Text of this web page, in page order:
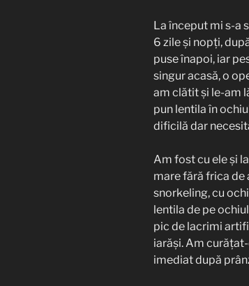
La început mi s-a
6 zile și nopți,
puse înapoi, iar
singur acasă, o
am clătit și le-am
pun lentila în
dificilă dar
Am fost cu ele și
mare fără frica de
snorkeling, cu
lentila de pe
pic de lacrimi
iarăși. Am
imediat după